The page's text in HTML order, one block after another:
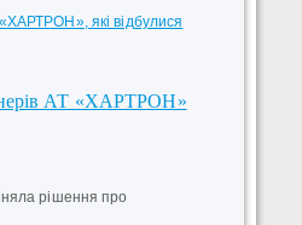
які відбулися
АТ «ХАРТРОН»
рішення про